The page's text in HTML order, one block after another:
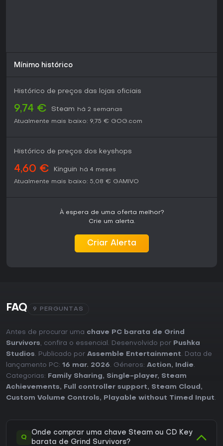
Mínimo histórico
Histórico de preços das lojas oficiais
9,74 € Steam
há 2 semanas
Atualmente mais baixo: 9,75 € GOG.com
Histórico de preços dos keyshops
4,60 € Kinguin
há 4 meses
Atualmente mais baixo: 5,08 € GAMIVO
À espera de uma oferta melhor?
Crie um alerta.
Criar Alerta
FAQ 9 PERGUNTAS
Antes de procurar uma chave PC barata de Grind
Survivors, confira o essencial. Desenvolvido por Pushka
Studios. Publicado por Assemble Entertainment. Data de
lançamento PC: 16 mar. 2026. Géneros: Action, Indie.
Categorias:
Family Sharing, Single-player, Steam
Achievements, Full controller support, Steam Cloud ,
Custom Volume Controls, Playable without Timed Input.
Q
Onde comprar uma chave Steam ou CD Key
barata de Grind Survivors?